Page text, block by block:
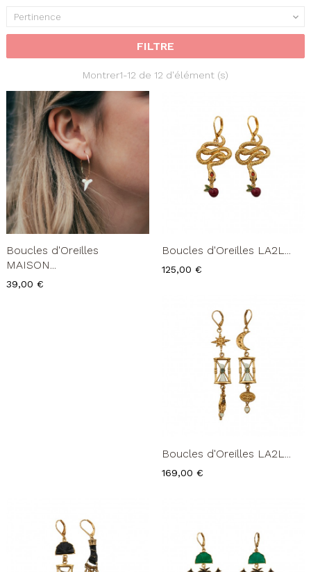
Pertinence 
FILTRE
Montrer1-12 de 12 d'élément (s)
Boucles d'Oreilles
MAISON...
Prix
39,00 €
Boucles d'Oreilles LA2L...
Prix
125,00 €
Boucles d'Oreilles LA2L...
Prix
169,00 €